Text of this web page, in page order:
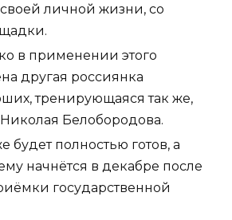
личной жизни, со
в применении этого
другая россиянка
тренирующаяся так же,
Николая Белобородова.
будет полностью готов, а
начнётся в декабре после
государственной